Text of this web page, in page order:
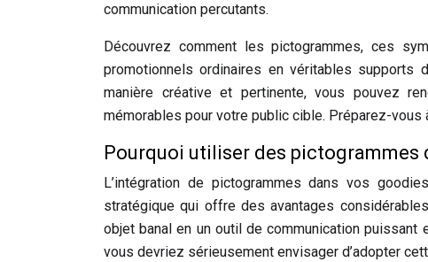
communication percutants.
Découvrez comment les pictogrammes, ces
promotionnels ordinaires en véritables supports
manière créative et pertinente, vous pouvez
mémorables pour votre public cible. Préparez-
Pourquoi utiliser des pictogrammes
L’intégration de pictogrammes dans vos
stratégique qui offre des avantages
objet banal en un outil de communication
vous devriez sérieusement envisager d’adopter